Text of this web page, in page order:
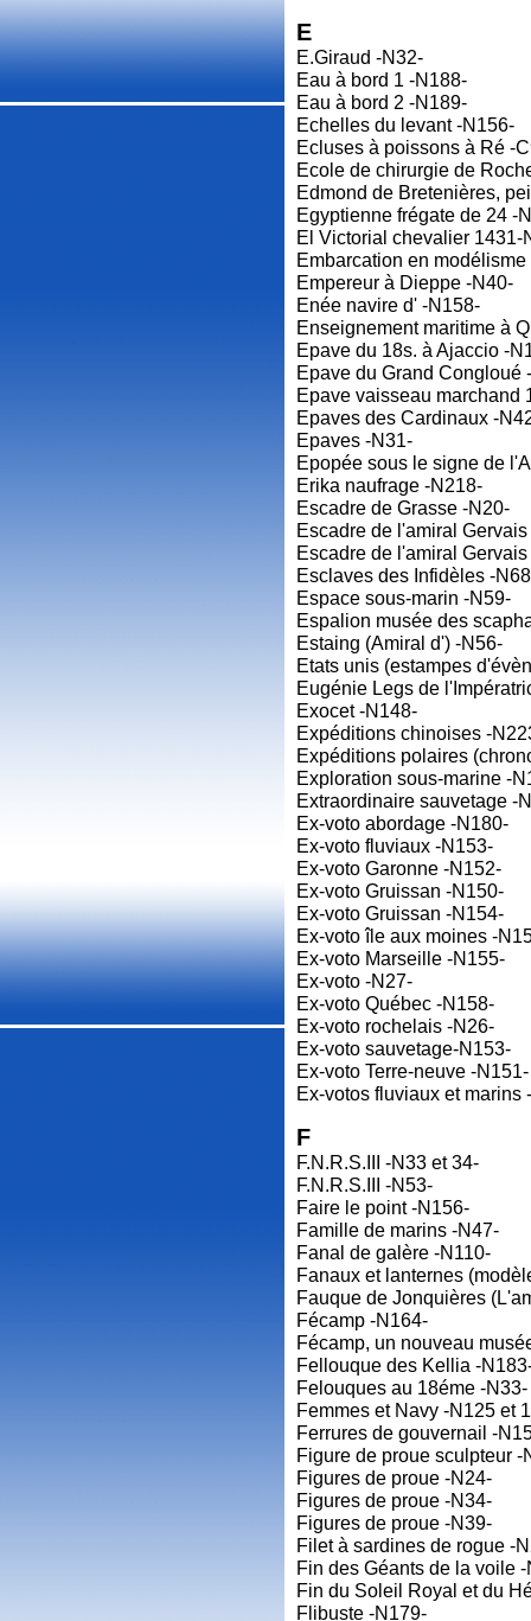
E
E.Giraud -N32-
Eau à bord 1 -N188-
Eau à bord 2 -N189-
Echelles du levant -N156-
Ecluses à poissons à Ré -
Ecole de chirurgie de
Edmond de Bretenières,
Egyptienne frégate de 24 -
El Victorial chevalier 1431-
Embarcation en modélisme
Empereur à Dieppe -N40-
Enée navire d' -N158-
Enseignement maritime à
Epave du 18s. à Ajaccio -
Epave du Grand Congloué
Epave vaisseau marchand
Epaves des Cardinaux -
Epaves -N31-
Epopée sous le signe de
Erika naufrage -N218-
Escadre de Grasse -N20-
Escadre de l'amiral
Escadre de l'amiral
Esclaves des Infidèles -
Espace sous-marin -N59-
Espalion musée des
Estaing (Amiral d') -N56-
Etats unis (estampes
Eugénie Legs de
Exocet -N148-
Expéditions chinoises -
Expéditions polaires
Exploration sous-marine -
Extraordinaire sauvetage -
Ex-voto abordage -N180-
Ex-voto fluviaux -N153-
Ex-voto Garonne -N152-
Ex-voto Gruissan -N150-
Ex-voto Gruissan -N154-
Ex-voto île aux moines -
Ex-voto Marseille -N155-
Ex-voto -N27-
Ex-voto Québec -N158-
Ex-voto rochelais -N26-
Ex-voto sauvetage-N153-
Ex-voto Terre-neuve -N151-
Ex-votos fluviaux et marins
F
F.N.R.S.III -N33 et 34-
F.N.R.S.III -N53-
Faire le point -N156-
Famille de marins -N47-
Fanal de galère -N110-
Fanaux et lanternes
Fauque de Jonquières
Fécamp -N164-
Fécamp, un nouveau
Fellouque des Kellia -
Felouques au 18éme -N33-
Femmes et Navy -N125 et
Ferrures de gouvernail -
Figure de proue sculpteur -
Figures de proue -N24-
Figures de proue -N34-
Figures de proue -N39-
Filet à sardines de rogue -
Fin des Géants de la voile
Fin du Soleil Royal et du
Flibuste -N179-